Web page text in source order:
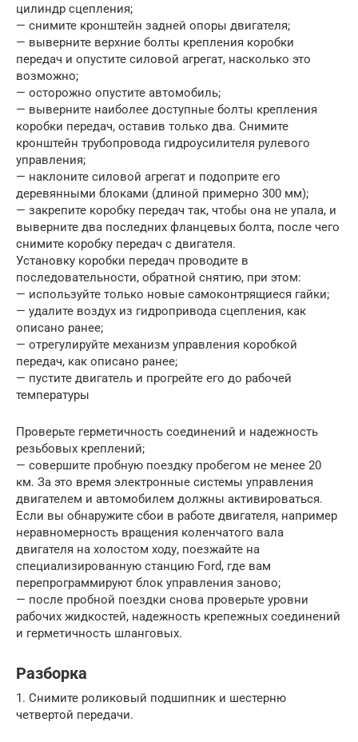
цилиндр сцепления;
— снимите кронштейн задней опоры двигателя;
— выверните верхние болты крепления коробки
передач и опустите силовой агрегат, насколько это
возможно;
— осторожно опустите автомобиль;
— выверните наиболее доступные болты крепления
коробки передач, оставив только два. Снимите
кронштейн трубопровода гидроусилителя рулевого
управления;
— наклоните силовой агрегат и подоприте его
деревянными блоками (длиной примерно 300 мм);
— закрепите коробку передач так, чтобы она не упала, и
выверните два последних фланцевых болта, после чего
снимите коробку передач с двигателя.
Установку коробки передач проводите в
последовательности, обратной снятию, при этом:
— используйте только новые самоконтрящиеся гайки;
— удалите воздух из гидропривода сцепления, как
описано ранее;
— отрегулируйте механизм управления коробкой
передач, как описано ранее;
— пустите двигатель и прогрейте его до рабочей
температуры
Проверьте герметичность соединений и надежность
резьбовых креплений;
— совершите пробную поездку пробегом не менее 20
км. За это время электронные системы управления
двигателем и автомобилем должны активироваться.
Если вы обнаружите сбои в работе двигателя, например
неравномерность вращения коленчатого вала
двигателя на холостом ходу, поезжайте на
специализированную станцию Ford, где вам
перепрограммируют блок управления заново;
— после пробной поездки снова проверьте уровни
рабочих жидкостей, надежность крепежных соединений
и герметичность шланговых.
Разборка
1. Снимите роликовый подшипник и шестерню
четвертой передачи.